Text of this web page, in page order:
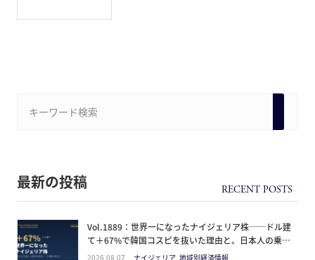
最新の投稿
Vol.1889：世界一になったナイジェリア株──ドル建
て＋67%で韓国コスピを抜いた理由と、日本人の乗り
方
2026.08.07 ナイジェリア, 地域別経済情報